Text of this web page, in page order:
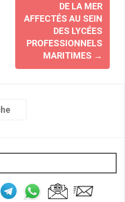
DE LA MER
AFFECTÉS AU SEIN
DES LYCÉES
PROFESSIONNELS
MARITIMES →